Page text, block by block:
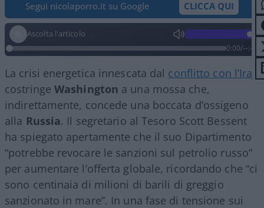
Segui nicolaporro.it su Google CLICCA QUI
Ascolta l'articolo
0:00/--:--
La crisi energetica innescata dal conflitto con l’Iran
costringe Washington a una mossa che,
indirettamente, concede una boccata d’ossigeno
alla Russia. Il segretario al Tesoro Scott Bessent
ha spiegato apertamente che il suo Dipartimento
“potrebbe revocare le sanzioni sul petrolio russo”
per aumentare l’offerta globale, ricordando che “ci
sono centinaia di milioni di barili di greggio
sanzionato in mare”. In una fase di tensione sui